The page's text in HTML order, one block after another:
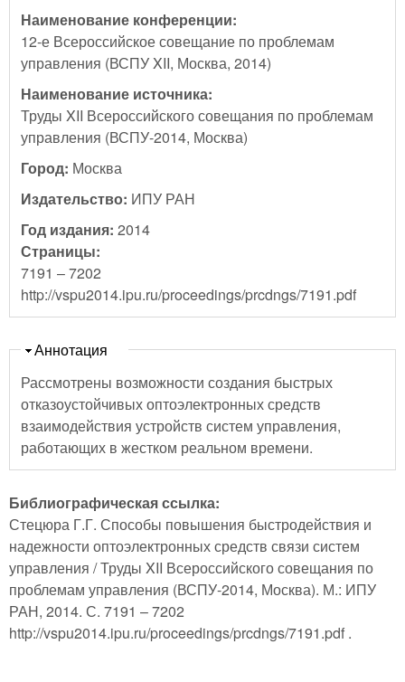
Наименование конференции:
12-е Всероссийское совещание по проблемам
управления (ВСПУ XII, Москва, 2014)
Наименование источника:
Труды XII Всероссийского совещания по проблемам
управления (ВСПУ-2014, Москва)
Город: Москва
Издательство: ИПУ РАН
Год издания: 2014
Страницы:
7191 – 7202
http://vspu2014.ipu.ru/proceedings/prcdngs/7191.pdf
Скрыть
Аннотация
Рассмотрены возможности создания быстрых
отказоустойчивых оптоэлектронных средств
взаимодействия устройств систем управления,
работающих в жестком реальном времени.
Библиографическая ссылка:
Стецюра Г.Г. Способы повышения быстродействия и
надежности оптоэлектронных средств связи систем
управления / Труды XII Всероссийского совещания по
проблемам управления (ВСПУ-2014, Москва). М.: ИПУ
РАН, 2014. С. 7191 – 7202
http://vspu2014.ipu.ru/proceedings/prcdngs/7191.pdf .